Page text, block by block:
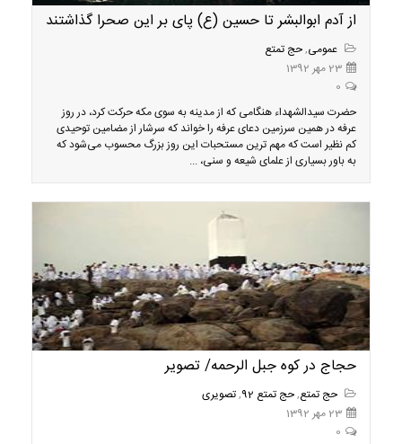
از آدم ابوالبشر تا حسین (ع) پای بر این صحرا گذاشتند
عمومی,حج تمتع
23 مهر 1392
0
حضرت سیدالشهداء هنگامی که از مدینه به سوی مکه حرکت کرد، در روز
عرفه در همین سرزمین دعای عرفه را خواند که سرشار از مضامین توحیدی
کم نظیر است که مهم ترین مستحبات این روز بزرگ محسوب می‌شود که
به باور بسیاری از علمای شیعه و سنی، ...
حجاج در کوه جبل الرحمه/ تصویر
حج تمتع,حج تمتع 92 ,تصویری
23 مهر 1392
0